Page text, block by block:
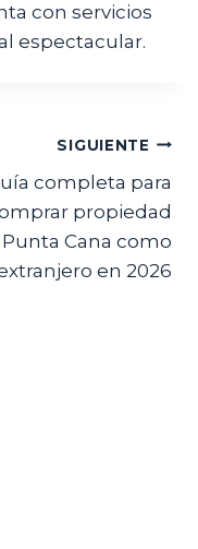
con servicios
espectacular.
SIGUIENTE
completa para
propiedad
Cana como
en 2026